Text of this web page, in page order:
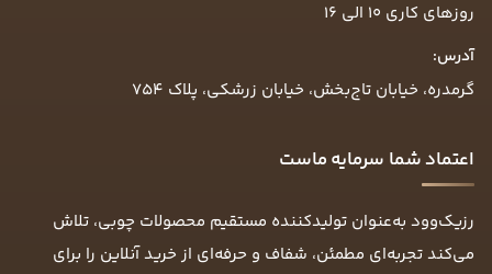
روزهای کاری ۱۰ الی ۱۶
آدرس:
گرمدره، خیابان تاج‌بخش، خیابان زرشکی، پلاک ۷۵۴
اعتماد شما سرمایه ماست
رزیک‌وود به‌عنوان تولیدکننده مستقیم محصولات چوبی، تلاش
می‌کند تجربه‌ای مطمئن، شفاف و حرفه‌ای از خرید آنلاین را برای